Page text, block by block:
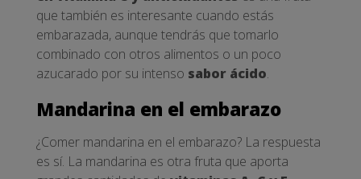
que también es interesante cuando estás
embarazada, aunque tendrás que tomarlo
combinado con otros alimentos o un poco
azucarado por su intenso sabor ácido.
Mandarina en el embarazo
¿Comer mandarina en el embarazo? La respuesta
es sí. La mandarina es otra fruta que aporta